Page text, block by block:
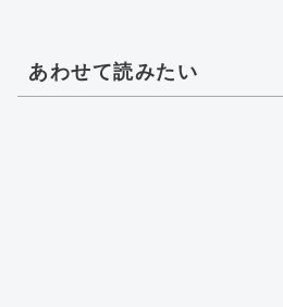
あわせて読みたい